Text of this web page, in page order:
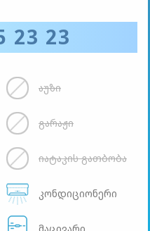
23 23
აუზი
გარაჟი
იატაკის გათბობა
კონდიციონერი